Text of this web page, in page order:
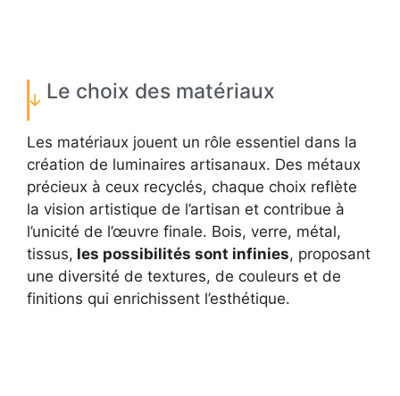
Le choix des matériaux
Les matériaux jouent un rôle essentiel dans la
création de luminaires artisanaux. Des métaux
précieux à ceux recyclés, chaque choix reflète
la vision artistique de l’artisan et contribue à
l’unicité de l’œuvre finale. Bois, verre, métal,
tissus, les possibilités sont infinies, proposant
une diversité de textures, de couleurs et de
finitions qui enrichissent l’esthétique.